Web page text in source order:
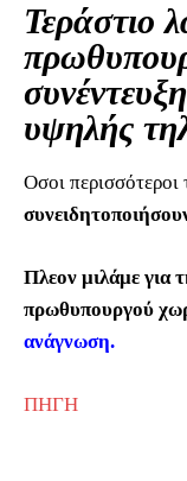
Τεράστιο
υψηλής
Οσοι περισσότεροι
Πλεον μιλάμε για
πρωθυπουργού
ανάγνωση.
ΠΗΓΗ